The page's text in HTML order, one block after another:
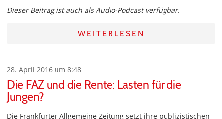
Dieser Beitrag ist auch als Audio-Podcast verfügbar.
WEITERLESEN
28. April 2016 um 8:48
Die FAZ und die Rente: Lasten für die
Jungen?
Die Frankfurter Allgemeine Zeitung setzt ihre publizistischen